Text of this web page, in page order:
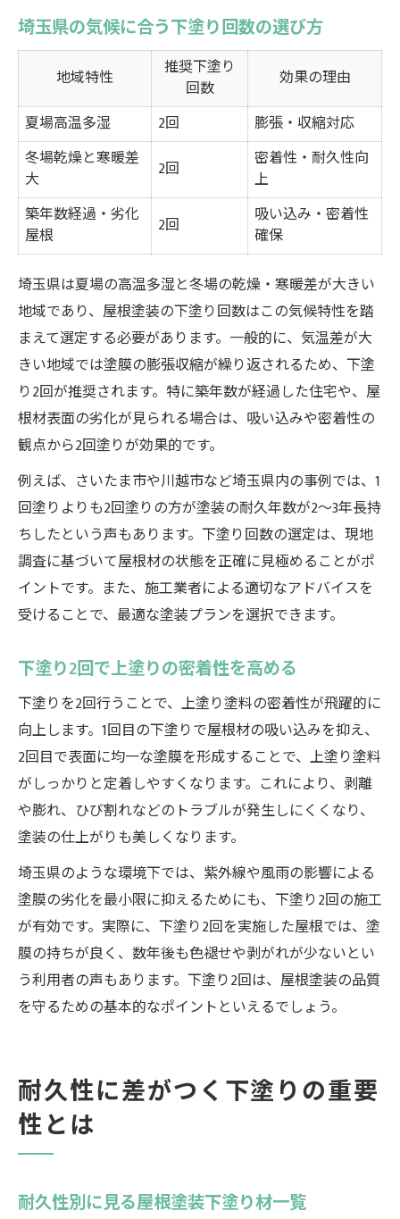
埼玉県の気候に合う下塗り回数の選び方
地域特性
推奨下塗り
回数
効果の理由
夏場高温多湿
2回
膨張・収縮対応
冬場乾燥と寒暖差
大
2回
密着性・耐久性向
上
築年数経過・劣化
屋根
2回
吸い込み・密着性
確保
埼玉県は夏場の高温多湿と冬場の乾燥・寒暖差が大きい
地域であり、屋根塗装の下塗り回数はこの気候特性を踏
まえて選定する必要があります。一般的に、気温差が大
きい地域では塗膜の膨張収縮が繰り返されるため、下塗
り2回が推奨されます。特に築年数が経過した住宅や、屋
根材表面の劣化が見られる場合は、吸い込みや密着性の
観点から2回塗りが効果的です。
例えば、さいたま市や川越市など埼玉県内の事例では、1
回塗りよりも2回塗りの方が塗装の耐久年数が2～3年長持
ちしたという声もあります。下塗り回数の選定は、現地
調査に基づいて屋根材の状態を正確に見極めることがポ
イントです。また、施工業者による適切なアドバイスを
受けることで、最適な塗装プランを選択できます。
下塗り2回で上塗りの密着性を高める
下塗りを2回行うことで、上塗り塗料の密着性が飛躍的に
向上します。1回目の下塗りで屋根材の吸い込みを抑え、
2回目で表面に均一な塗膜を形成することで、上塗り塗料
がしっかりと定着しやすくなります。これにより、剥離
や膨れ、ひび割れなどのトラブルが発生しにくくなり、
塗装の仕上がりも美しくなります。
埼玉県のような環境下では、紫外線や風雨の影響による
塗膜の劣化を最小限に抑えるためにも、下塗り2回の施工
が有効です。実際に、下塗り2回を実施した屋根では、塗
膜の持ちが良く、数年後も色褪せや剥がれが少ないとい
う利用者の声もあります。下塗り2回は、屋根塗装の品質
を守るための基本的なポイントといえるでしょう。
耐久性に差がつく下塗りの重要
性とは
耐久性別に見る屋根塗装下塗り材一覧